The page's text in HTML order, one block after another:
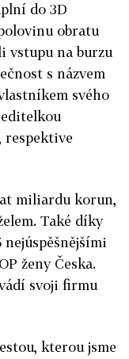
do 3D
obratu
vstupu na burzu
s názvem
svého
respektive
miliardu korun,
Také díky
ženy Česka.
svoji firmu
kterou jsme